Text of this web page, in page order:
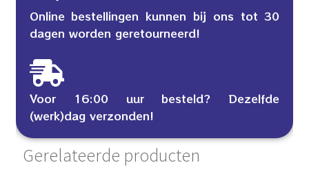
Online bestellingen kunnen bij ons tot 30
dagen worden geretourneerd!
Voor 16:00 uur besteld? Dezelfde
(werk)dag verzonden!
Gerelateerde producten